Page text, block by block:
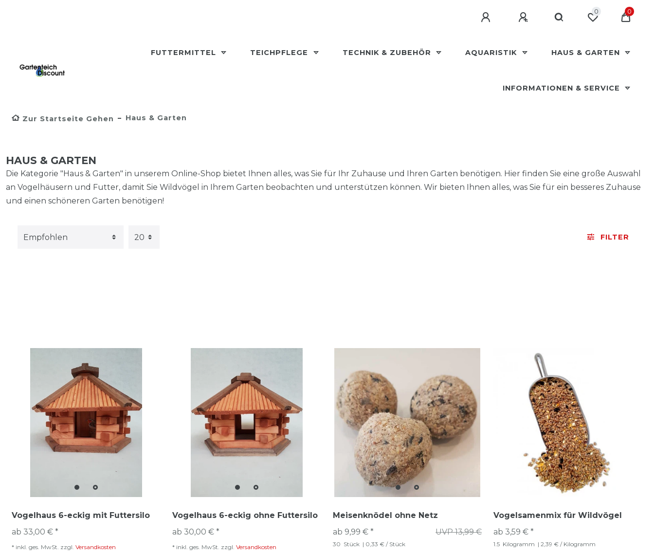
0 0
FUTTERMITTEL TEICHPFLEGE TECHNIK & ZUBEHÖR AQUARISTIK HAUS & GARTEN
INFORMATIONEN & SERVICE
Zur Startseite Gehen Haus & Garten
HAUS & GARTEN
Die Kategorie "Haus & Garten" in unserem Online-Shop bietet Ihnen alles, was Sie für Ihr Zuhause und Ihren Garten benötigen. Hier finden Sie eine große Auswahl
an Vogelhäusern und Futter, damit Sie Wildvögel in Ihrem Garten beobachten und unterstützen können. Wir bieten Ihnen alles, was Sie für ein besseres Zuhause
und einen schöneren Garten benötigen!
FILTER
Vogelhaus 6-eckig mit Futtersilo
ab 33,00 € *
* inkl. ges. MwSt. zzgl. Versandkosten
Vogelhaus 6-eckig ohne Futtersilo
ab 30,00 € *
* inkl. ges. MwSt. zzgl. Versandkosten
Meisenknödel ohne Netz
UVP 13,99 €
ab 9,99 € *
30 Stück | 0,33 € / Stück
Vogelsamenmix für Wildvögel
ab 3,59 € *
1.5 Kilogramm | 2,39 € / Kilogramm